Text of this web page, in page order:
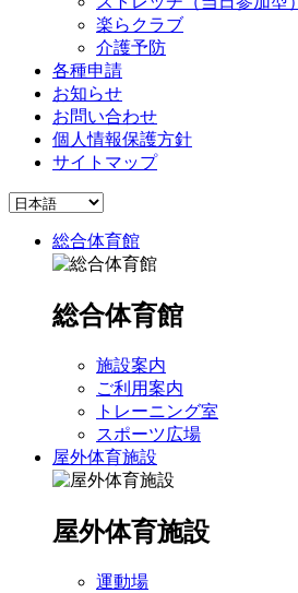
楽らクラブ
介護予防
各種申請
お知らせ
お問い合わせ
個人情報保護方針
サイトマップ
総合体育館
総合体育館
施設案内
ご利用案内
トレーニング室
スポーツ広場
屋外体育施設
屋外体育施設
運動場